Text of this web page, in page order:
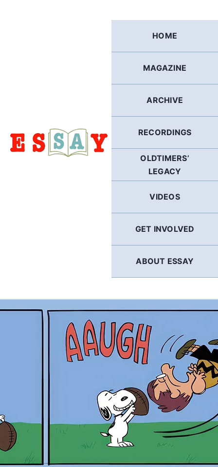
HOME
MAGAZINE
ARCHIVE
RECORDINGS
OLDTIMERS’
LEGACY
VIDEOS
GET INVOLVED
ABOUT ESSAY